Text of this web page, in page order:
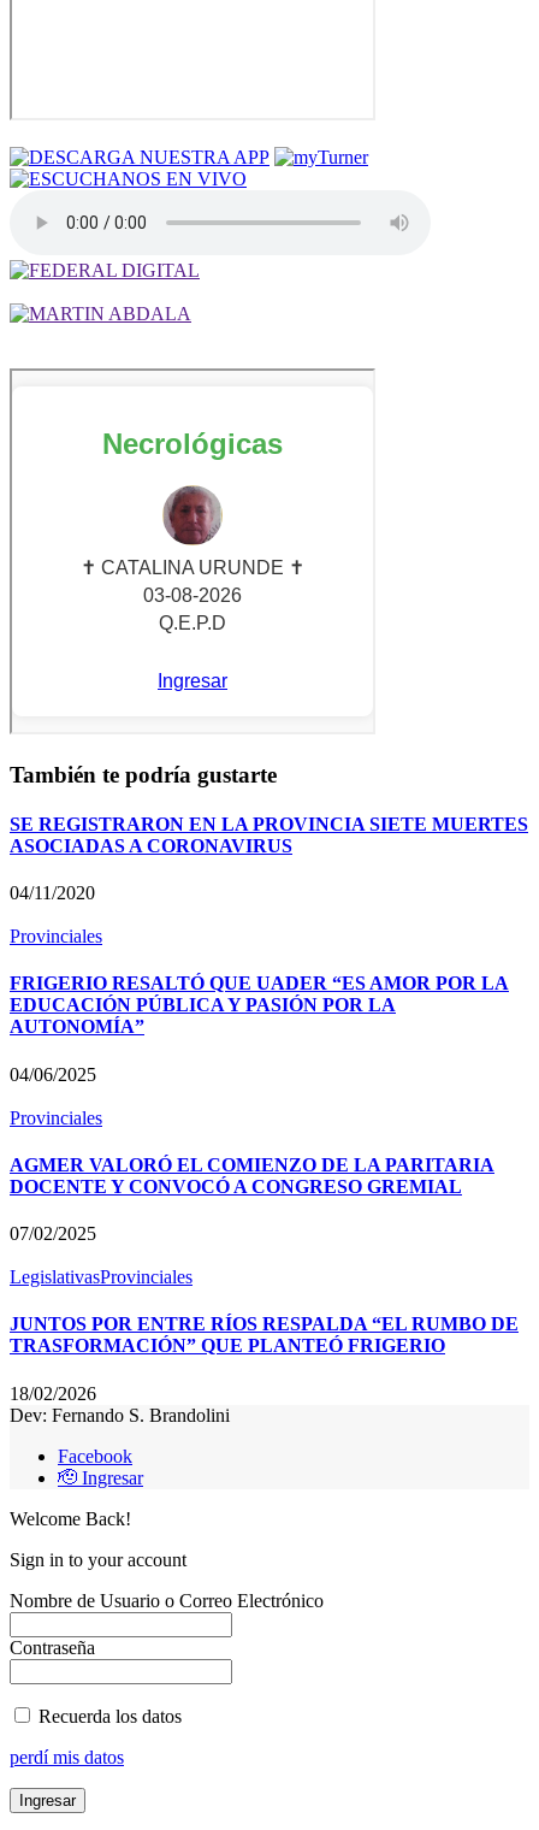
También te podría gustarte
SE REGISTRARON EN LA PROVINCIA SIETE MUERTES
ASOCIADAS A CORONAVIRUS
04/11/2020
Provinciales
FRIGERIO RESALTÓ QUE UADER “ES AMOR POR LA
EDUCACIÓN PÚBLICA Y PASIÓN POR LA
AUTONOMÍA”
04/06/2025
Provinciales
AGMER VALORÓ EL COMIENZO DE LA PARITARIA
DOCENTE Y CONVOCÓ A CONGRESO GREMIAL
07/02/2025
LegislativasProvinciales
JUNTOS POR ENTRE RÍOS RESPALDA “EL RUMBO DE
TRASFORMACIÓN” QUE PLANTEÓ FRIGERIO
18/02/2026
Dev: Fernando S. Brandolini
Facebook
🫡 Ingresar
Welcome Back!
Sign in to your account
Nombre de Usuario o Correo Electrónico
Contraseña
Recuerda los datos
perdí mis datos